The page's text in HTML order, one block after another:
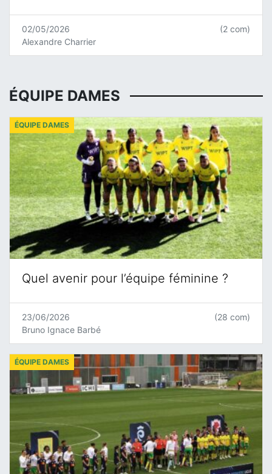
02/05/2026
Alexandre Charrier
(2 com)
ÉQUIPE DAMES
Quel avenir pour l’équipe féminine ?
ÉQUIPE DAMES
23/06/2026
Bruno Ignace Barbé
(28 com)
ÉQUIPE DAMES